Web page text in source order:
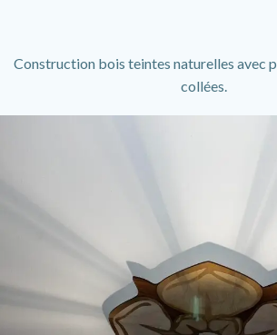
Construction bois teintes naturelles avec
collées.